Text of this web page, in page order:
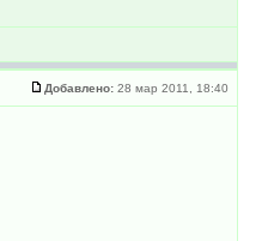
Добавлено: 28 мар 2011, 18:40